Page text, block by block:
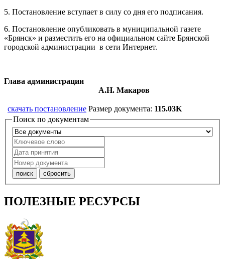
5. Постановление вступает в силу со дня его подписания.
6. Постановление опубликовать в муниципальной газете
«Брянск» и разместить его на официальном сайте Брянской
городской администрации в сети Интернет.
Глава администрации
А.Н. Макаров
скачать постановление Размер документа: 115.03K
Поиск по документам
ПОЛЕЗНЫЕ РЕСУРСЫ